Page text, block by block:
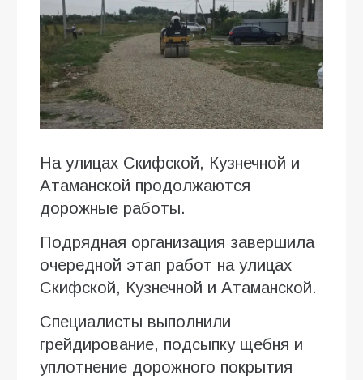
На улицах Скифской, Кузнечной и
Атаманской продолжаются
дорожные работы.
Подрядная организация завершила
очередной этап работ на улицах
Скифской, Кузнечной и Атаманской.
Специалисты выполнили
грейдирование, подсыпку щебня и
уплотнение дорожного покрытия